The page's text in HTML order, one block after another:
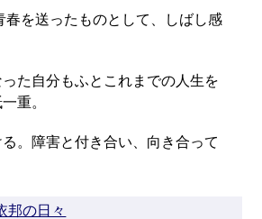
春を送ったものとして、しばし感
た自分もふとこれまでの人生を
重。
。障害と付き合い、向き合って
邦の日々